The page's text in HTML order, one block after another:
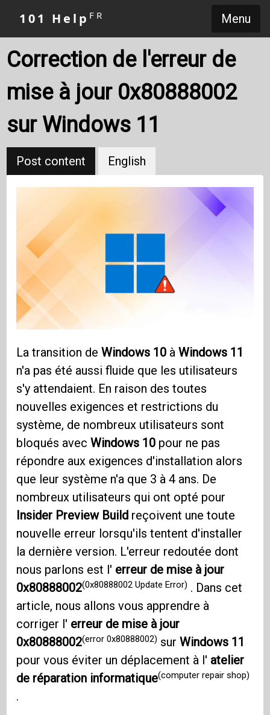
Menu
101 Help FR
Correction de l'erreur de
mise à jour 0x80888002
sur Windows 11
Post content English
La transition deWindows 10 àWindows 11
n'a pas été aussi fluide que les utilisateurs
s'y attendaient. En raison des toutes
nouvelles exigences et restrictions du
système, de nombreux utilisateurs sont
bloqués avecWindows 10 pour ne pas
répondre aux exigences d'installation alors
que leur système n'a que 3 à 4 ans. De
nombreux utilisateurs qui ont opté pour
Insider Preview Build reçoivent une toute
nouvelle erreur lorsqu'ils tentent d'installer
la dernière version. L'erreur redoutée dont
nous parlons est l' erreur de mise à jour
0x80888002(0x80888002 Update Error) . Dans cet
article, nous allons vous apprendre à
corriger l' erreur de mise à jour
0x80888002(error 0x80888002) surWindows 11
pour vous éviter un déplacement à l' atelier
de réparation informatique(computer repair shop)
.